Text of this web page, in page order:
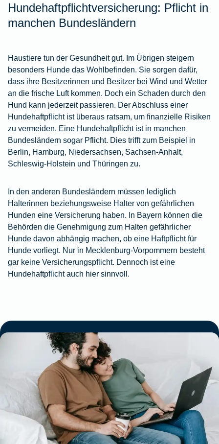
Hundehaftpflichtversicherung: Pflicht in
manchen Bundesländern
Haustiere tun der Gesundheit gut. Im Übrigen steigern
besonders Hunde das Wohlbefinden. Sie sorgen dafür,
dass ihre Besitzerinnen und Besitzer bei Wind und Wetter
an die frische Luft kommen. Doch ein Schaden durch den
Hund kann jederzeit passieren. Der Abschluss einer
Hundehaftpflicht ist überaus ratsam, um finanzielle Risiken
zu vermeiden. Eine Hundehaftpflicht ist in manchen
Bundesländern sogar Pflicht. Dies trifft zum Beispiel in
Berlin, Hamburg, Niedersachsen, Sachsen-Anhalt,
Schleswig-Holstein und Thüringen zu.
In den anderen Bundesländern müssen lediglich
Halterinnen beziehungsweise Halter von gefährlichen
Hunden eine Versicherung haben. In Bayern können die
Behörden die Genehmigung zum Halten gefährlicher
Hunde davon abhängig machen, ob eine Haftpflicht für
Hunde vorliegt. Nur in Mecklenburg-Vorpommern besteht
gar keine Versicherungspflicht. Dennoch ist eine
Hundehaftpflicht auch hier sinnvoll.